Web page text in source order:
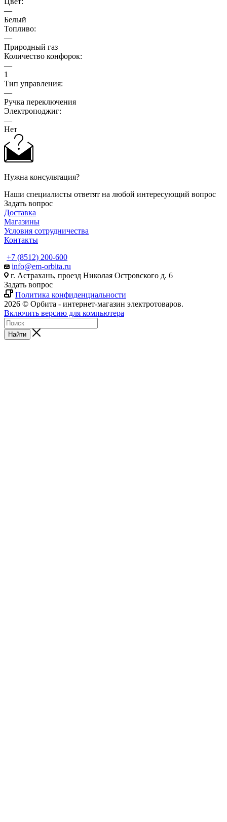
—
Белый
Топливо:
—
Природный газ
Количество конфорок:
—
1
Тип управления:
—
Ручка переключения
Электроподжиг:
—
Нет
Нужна консультация?
Наши специалисты ответят на любой интересующий вопрос
Задать вопрос
Доставка
Магазины
Условия сотрудничества
Контакты
+7 (8512) 200-600
info@em-orbita.ru
г. Астрахань, проезд Николая Островского д. 6
Задать вопрос
Политика конфиденциальности
2026 © Орбита - интернет-магазин электротоваров.
Включить версию для компьютера
Найти